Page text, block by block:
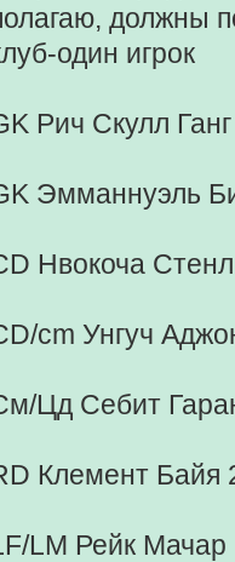
должны
один игрок
Рич Скулл
Эмманнуэль
Нвокоча
cm Унгуч
Цд Себит
Клемент Байя
LM Рейк